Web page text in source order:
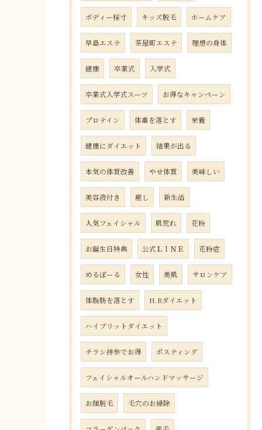
ボディー採寸 キッズ脱毛 ホームケア
早島エステ 茶屋町エステ 理想の身体
健康 卒業式 入学式
卒業式入学式スーツ お得なキャンペーン
プロテイン 体重を落とす 栄養
健康にダイエット 結果が出る
本気の体質改善 やせ体質 美味しい
美容液付き 癒し 新生活
人気フェイシャル 肌荒れ 花粉
お誕生日特典 公式ＬＩＮＥ 花粉症
めるぽーる 女性 美肌 サロンケア
体脂肪を落とす H.Rダイエット
ハイブリットダイエット
チラシ持参でお得 ポスティング
フェイシャルオールハンドマッサージ
お顔脱毛 毛穴のお掃除